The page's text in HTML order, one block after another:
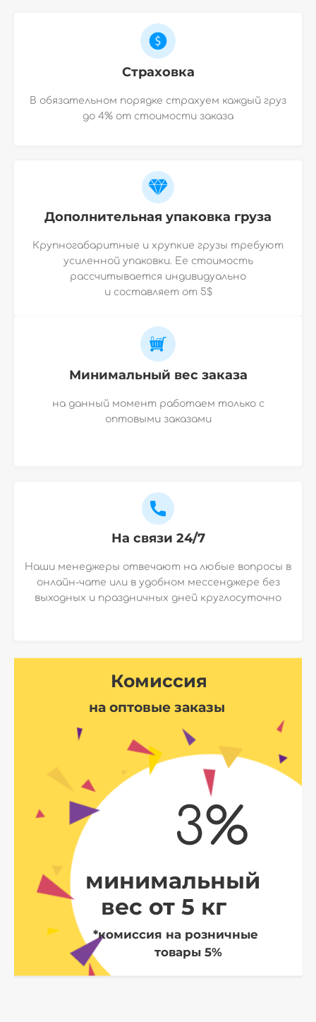
Страховка
В обязательном порядке страхуем каждый груз
до 4% от стоимости заказа
Дополнительная упаковка груза
Крупногабаритные и хрупкие грузы требуют
усиленной упаковки. Ее стоимость
рассчитывается индивидуально
и составляет от 5$
Минимальный вес заказа
на данный момент работаем только с
оптовыми заказами
На связи 24/7
Наши менеджеры отвечают на любые вопросы в
онлайн-чате или в удобном мессенджере без
выходных и праздничных дней круглосуточно
Комиссия
на оптовые заказы
3%
минимальный
вес от 5 кг
*комиссия на розничные
товары 5%